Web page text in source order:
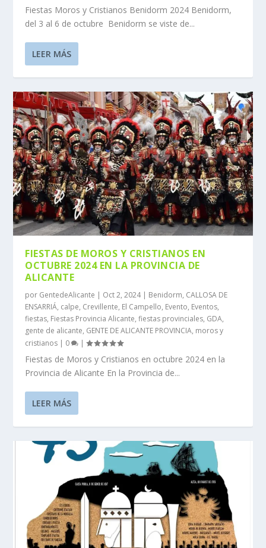
Fiestas Moros y Cristianos Benidorm 2024 Benidorm,
del 3 al 6 de octubre Benidorm se viste de...
LEER MÁS
FIESTAS DE MOROS Y CRISTIANOS EN
OCTUBRE 2024 EN LA PROVINCIA DE
ALICANTE
por GentedeAlicante | Oct 2, 2024| Benidorm, CALLOSA DE
ENSARRIÁ, calpe, Crevillente, El Campello, Evento, Eventos,
fiestas, Fiestas Provincia Alicante,fiestas provinciales, GDA,
gente de alicante, GENTE DE ALICANTE PROVINCIA, moros y
cristianos | 0 |
Fiestas de Moros y Cristianos en octubre 2024 en la
Provincia de Alicante En la Provincia de...
LEER MÁS